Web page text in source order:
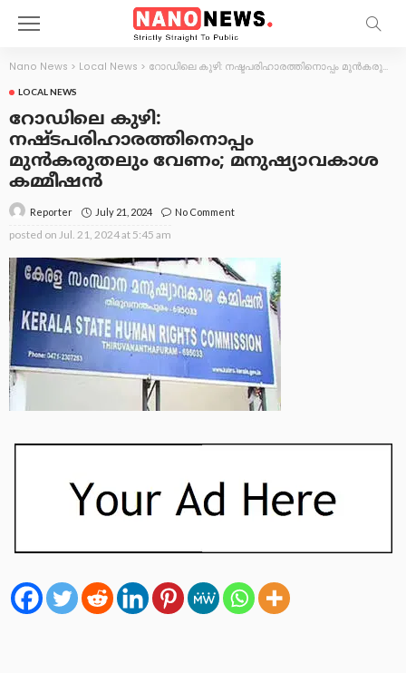
Nano News > Local News > റോഡിലെ കുഴി: നഷ്ടപരിഹാരത്തിനൊപ്പം മുൻകരുതലും വേണം; മനുഷ്യാവകാശ കമ്മീഷൻ
LOCAL NEWS
റോഡിലെ കുഴി:
നഷ്ടപരിഹാരത്തിനൊപ്പം
മുൻകരുതലും വേണം; മനുഷ്യാവകാശ
കമ്മീഷൻ
Reporter July 21, 2024 No Comment
posted on Jul. 21, 2024 at 5:45 am